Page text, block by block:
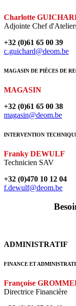
Charlotte
Adjointe Chef
+32 (0)61 65 00 39
c.guichard@deom.be
MAGASIN DE PIÈCES DE
MAGASIN
+32 (0)61 65 00 38
magasin@deom.be
INTERVENTION
Franky DEWULF
Technicien SAV
+32 (0)470 10 12 04
f.dewulf@deom.be
ADMINISTRATIF
FINANCE ET
Françoise
Directrice Financière